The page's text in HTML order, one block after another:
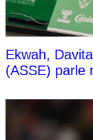
Ekwah,
(ASSE) parle